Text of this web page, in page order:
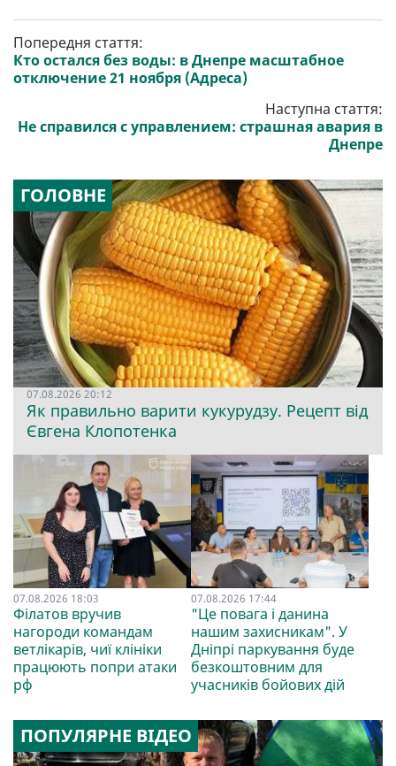
Попередня стаття:
Кто остался без воды: в Днепре масштабное
отключение 21 ноября (Адреса)
Наступна стаття:
Не справился с управлением: страшная авария в
Днепре
ГОЛОВНЕ
07.08.2026 20:12
Як правильно варити кукурудзу. Рецепт від
Євгена Клопотенка
07.08.2026 18:03
Філатов вручив
нагороди командам
ветлікарів, чиї клініки
працюють попри атаки
рф
07.08.2026 17:44
"Це повага і данина
нашим захисникам". У
Дніпрі паркування буде
безкоштовним для
учасників бойових дій
ПОПУЛЯРНЕ ВІДЕО